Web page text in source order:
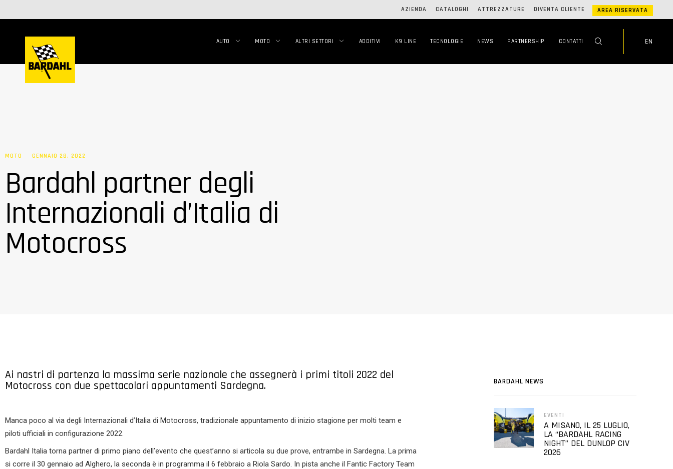
AZIENDA CATALOGHI ATTREZZATURE DIVENTA CLIENTE AREA RISERVATA
AUTO MOTO ALTRI SETTORI ADDITIVI K9 LINE TECNOLOGIE NEWS PARTNERSHIP CONTATTI EN
MOTO GENNAIO 28, 2022
Bardahl partner degli
Internazionali d’Italia di
Motocross
Ai nastri di partenza la massima serie nazionale che assegnerà i primi titoli 2022 del
Motocross con due spettacolari appuntamenti Sardegna.
Manca poco al via degli Internazionali d’Italia di Motocross, tradizionale appuntamento di inizio stagione per molti team e
piloti ufficiali in configurazione 2022.
Bardahl Italia torna partner di primo piano dell’evento che quest’anno si articola su due prove, entrambe in Sardegna. La prima
si corre il 30 gennaio ad Alghero, la seconda è in programma il 6 febbraio a Riola Sardo. In pista anche il Fantic Factory Team
BARDAHL NEWS
EVENTI
A MISANO, IL 25 LUGLIO,
LA “BARDAHL RACING
NIGHT” DEL DUNLOP CIV
2026